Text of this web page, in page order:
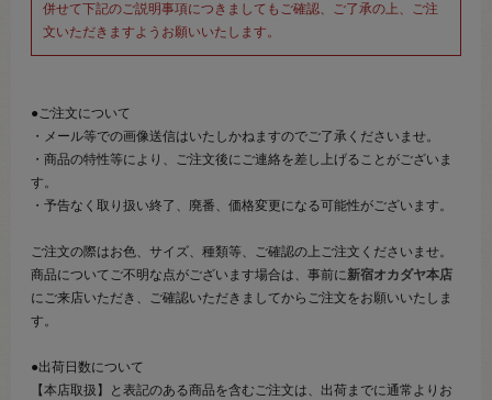
併せて下記のご説明事項につきましてもご確認、ご了承の上、ご注
文いただきますようお願いいたします。
●ご注文について
・メール等での画像送信はいたしかねますのでご了承くださいませ。
・商品の特性等により、ご注文後にご連絡を差し上げることがございま
す。
・予告なく取り扱い終了、廃番、価格変更になる可能性がございます。
ご注文の際はお色、サイズ、種類等、ご確認の上ご注文くださいませ。
商品についてご不明な点がございます場合は、事前に新宿オカダヤ本店
にご来店いただき、ご確認いただきましてからご注文をお願いいたしま
す。
●出荷日数について
【本店取扱】と表記のある商品を含むご注文は、出荷までに通常よりお